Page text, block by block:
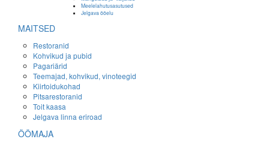
Meelelahutusasutused
Jelgava ööelu
MAITSED
Restoranid
Kohvikud ja pubid
Pagariärid
Teemajad, kohvikud, vinoteegid
Kiirtoidukohad
Pitsarestoranid
Toit kaasa
Jelgava linna eriroad
ÖÖMAJA